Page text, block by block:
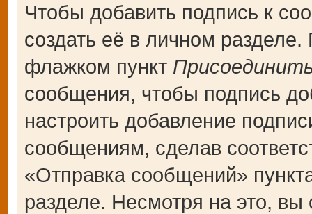
Чтобы добавить подпись к
создать её в личном
флажком пункт
сообщения, чтобы подпись
настроить добавление
сообщениям, сделав
«Отправка сообщений»
разделе. Несмотря на это,